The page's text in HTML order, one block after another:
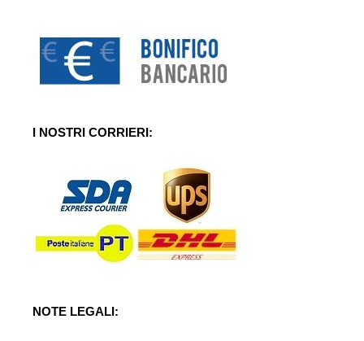
I NOSTRI CORRIERI:
NOTE LEGALI: